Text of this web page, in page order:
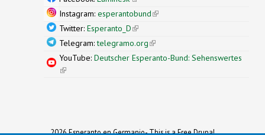
Instagram: esperantobund(link is external)
Twitter: Esperanto_D(link is external)
Telegram:telegramo.org(link is external)
YouTube: Deutscher Esperanto-Bund: Sehenswertes
(link is external)
2026 Esperanto en Germanio- This is a Free Drupal